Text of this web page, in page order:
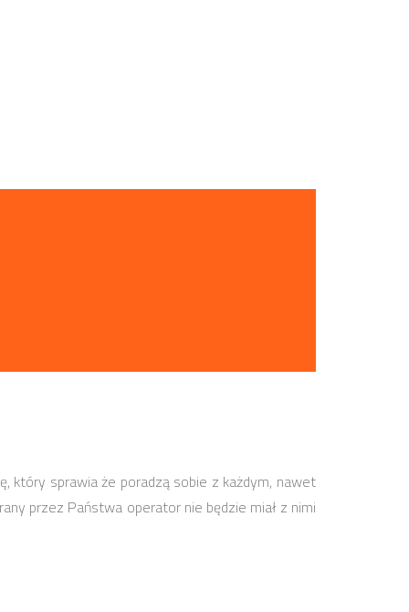
który sprawia że poradzą sobie z każdym, nawet
przez Państwa operator nie będzie miał z nimi